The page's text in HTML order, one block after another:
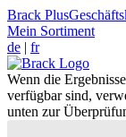
Brack Plus
Mein Sortiment
de | fr
Wenn die
verfügbar sind,
unten zur